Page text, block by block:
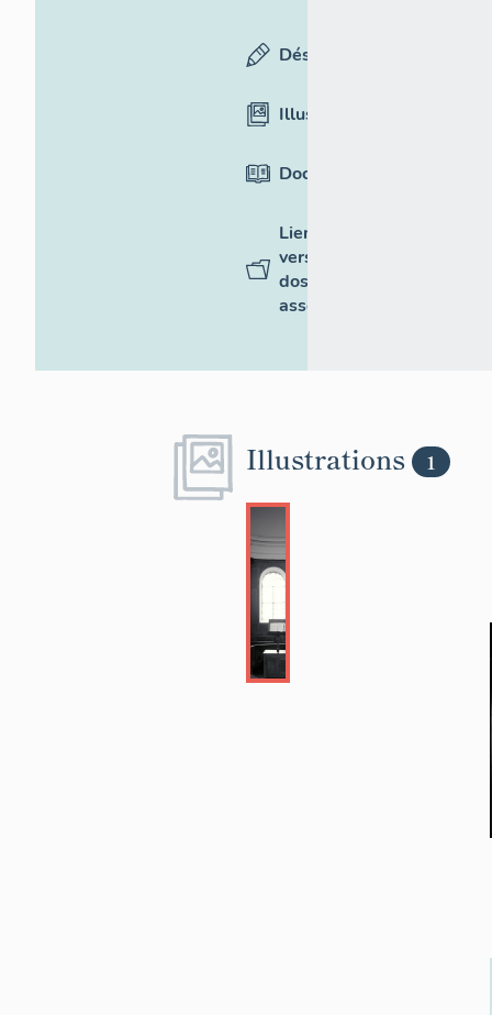
Désignation
Illustrations
Documentation
Liens
vers des
dossiers
associés
Illustrations 1